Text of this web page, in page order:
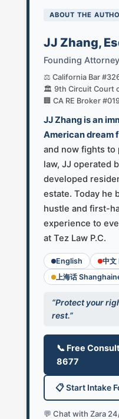
ABOUT THE
JJ Zhang,
Founding Attorney
⚖️ California Bar
🏛️ 9th Circuit Court
🏢 CA RE Broker
JJ Zhang is an
American dream
and now fights to
law, JJ operated
developed
estate. Today he
hustle and first-
experience to
at Tez Law P.C.
English
中
上海话
“Protect your
rest.”
📞 Free
8677
📋 Start Intake
💬 Chat with Zara